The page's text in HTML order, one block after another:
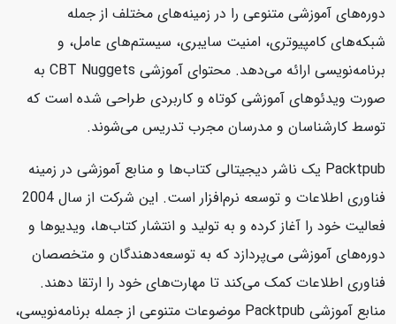
دوره‌های آموزشی متنوعی را در زمینه‌های مختلف از جمله
شبکه‌های کامپیوتری، امنیت سایبری، سیستم‌های عامل، و
برنامه‌نویسی ارائه می‌دهد. محتوای آموزشی CBT Nuggets به
صورت ویدئوهای آموزشی کوتاه و کاربردی طراحی شده است که
توسط کارشناسان و مدرسان مجرب تدریس می‌شوند.
Packtpub یک ناشر دیجیتالی کتاب‌ها و منابع آموزشی در زمینه
فناوری اطلاعات و توسعه نرم‌افزار است. این شرکت از سال 2004
فعالیت خود را آغاز کرده و به تولید و انتشار کتاب‌ها، ویدیوها و
دوره‌های آموزشی می‌پردازد که به توسعه‌دهندگان و متخصصان
فناوری اطلاعات کمک می‌کند تا مهارت‌های خود را ارتقا دهند.
منابع آموزشی Packtpub موضوعات متنوعی از جمله برنامه‌نویسی،